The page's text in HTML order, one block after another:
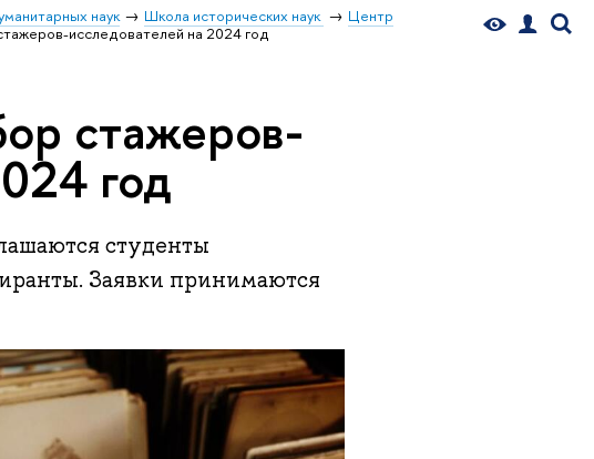
наук Школа исторических наук
Центр
исследователей на 2024 год
стажеров-
год
студенты
Заявки принимаются